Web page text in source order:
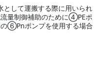
として運搬する際に用いられ
量制御補助のために④PEポ
⑥Pnポンプを使用する場合